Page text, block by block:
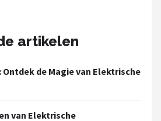
artikelen
de Magie van Elektrische
van Elektrische